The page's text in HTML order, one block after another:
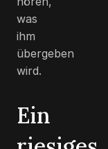
was
ihm
übergeben
wird.
Ein